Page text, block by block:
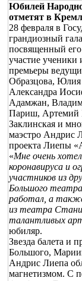
Юбилей
отметят в
28 февраля в
грандиозный
посвященный
участие ученики
премьеры
Образцова,
Александра
Адамжан,
Париш, Артемий
Заклинская и
маэстро Андрис
проекта Лиепы
«Мне очень
коронавируса и
участников из
Большого
работал, а
из театра
талантливых
юбиляр.
Звезда балета и
Большого,
Андрис Лиепа
магнетизмом. С